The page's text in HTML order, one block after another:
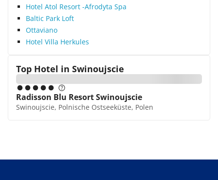
Hotel Atol Resort -Afrodyta Spa
Baltic Park Loft
Ottaviano
Hotel Villa Herkules
Top Hotel in Swinoujscie
Radisson Blu Resort Swinoujscie
Swinoujscie, Polnische Ostseeküste, Polen